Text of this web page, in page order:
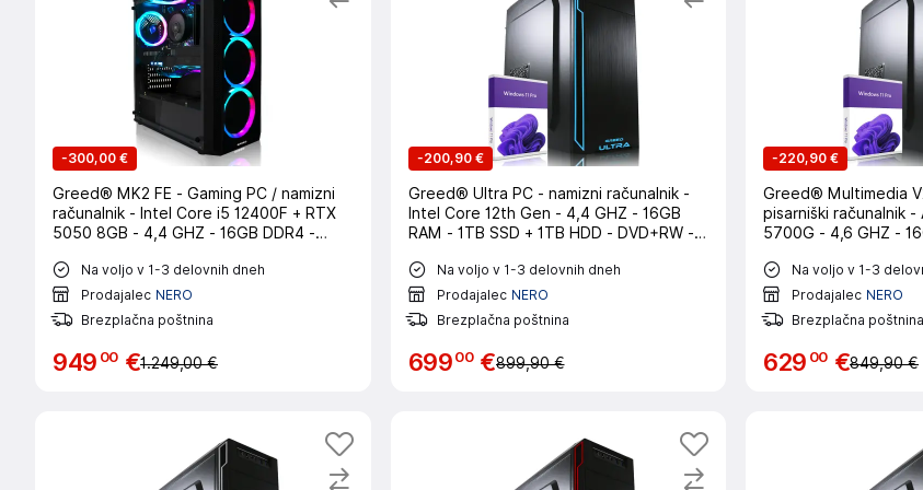
-300,00 €
Greed® MK2 FE - Gaming PC / namizni
računalnik - Intel Core i5 12400F + RTX
5050 8GB - 4,4 GHZ - 16GB DDR4 -
Na voljo v 1-3 delovnih dneh
Prodajalec NERO
Brezplačna poštnina
949 00 €1.249,00 €
-200,90 €
Greed® Ultra PC - namizni računalnik -
Intel Core 12th Gen - 4,4 GHZ - 16GB
RAM - 1TB SSD + 1TB HDD - DVD+RW -
Na voljo v 1-3 delovnih dneh
Prodajalec NERO
Brezplačna poštnina
69900 €899,90 €
-220,90 €
Greed® Multimedia
pisarniški računalnik -
5700G - 4,6 GHZ -
Pro
Na voljo v 1-3
Prodajalec NERO
Brezplačna poštnina
629 00 €849,90 €